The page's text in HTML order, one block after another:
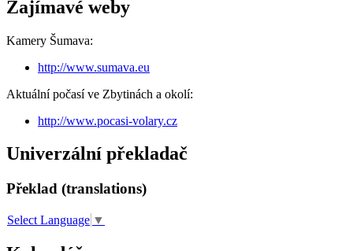
Zajímavé weby
Kamery Šumava:
http://www.sumava.eu
Aktuální počasí ve Zbytinách a okolí:
http://www.pocasi-volary.cz
Univerzální překladač
Překlad (translations)
Select Language ▼